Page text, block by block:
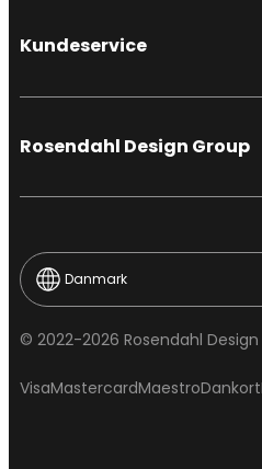
Kundeservice
Rosendahl Design Group
© 2022-2026 Rosendahl Design
VisaMastercardMaestroDankort
Danmark